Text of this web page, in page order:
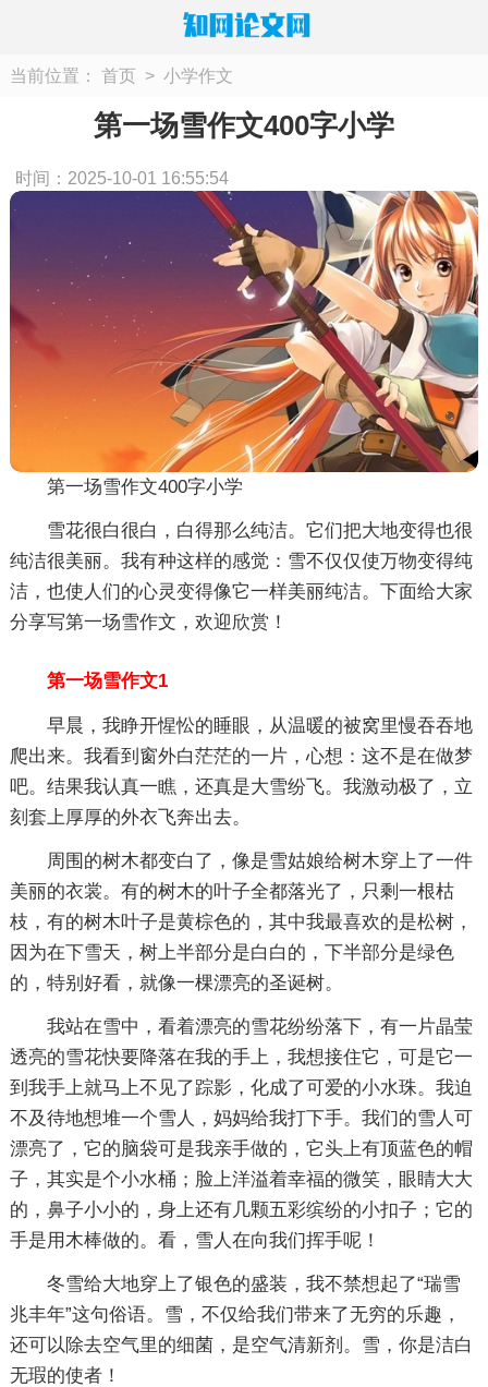
当前位置： 首页 > 小学作文
第一场雪作文400字小学
时间：2025-10-01 16:55:54
第一场雪作文400字小学
雪花很白很白，白得那么纯洁。它们把大地变得也很
纯洁很美丽。我有种这样的感觉：雪不仅仅使万物变得纯
洁，也使人们的心灵变得像它一样美丽纯洁。下面给大家
分享写第一场雪作文，欢迎欣赏！
第一场雪作文1
早晨，我睁开惺忪的睡眼，从温暖的被窝里慢吞吞地
爬出来。我看到窗外白茫茫的一片，心想：这不是在做梦
吧。结果我认真一瞧，还真是大雪纷飞。我激动极了，立
刻套上厚厚的外衣飞奔出去。
周围的树木都变白了，像是雪姑娘给树木穿上了一件
美丽的衣裳。有的树木的叶子全都落光了，只剩一根枯
枝，有的树木叶子是黄棕色的，其中我最喜欢的是松树，
因为在下雪天，树上半部分是白白的，下半部分是绿色
的，特别好看，就像一棵漂亮的圣诞树。
我站在雪中，看着漂亮的雪花纷纷落下，有一片晶莹
透亮的雪花快要降落在我的手上，我想接住它，可是它一
到我手上就马上不见了踪影，化成了可爱的小水珠。我迫
不及待地想堆一个雪人，妈妈给我打下手。我们的雪人可
漂亮了，它的脑袋可是我亲手做的，它头上有顶蓝色的帽
子，其实是个小水桶；脸上洋溢着幸福的微笑，眼睛大大
的，鼻子小小的，身上还有几颗五彩缤纷的小扣子；它的
手是用木棒做的。看，雪人在向我们挥手呢！
冬雪给大地穿上了银色的盛装，我不禁想起了“瑞雪
兆丰年”这句俗语。雪，不仅给我们带来了无穷的乐趣，
还可以除去空气里的细菌，是空气清新剂。雪，你是洁白
无瑕的使者！